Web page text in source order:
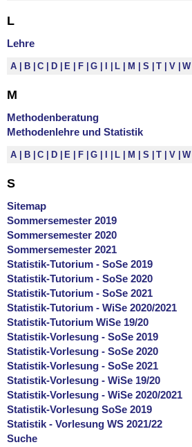
L
Lehre
A B C D E F G I L M S T V W
M
Methodenberatung
Methodenlehre und Statistik
A B C D E F G L M S T V W
S
Sitemap
Sommersemester 2019
Sommersemester 2020
Sommersemester 2021
Statistik-Tutorium - SoSe 2019
Statistik-Tutorium - SoSe 2020
Statistik-Tutorium - SoSe 2021
Statistik-Tutorium - WiSe 2020/2021
Statistik-Tutorium WiSe 19/20
Statistik-Vorlesung - SoSe 2019
Statistik-Vorlesung - SoSe 2020
Statistik-Vorlesung - SoSe 2021
Statistik-Vorlesung - WiSe 19/20
Statistik-Vorlesung - WiSe 2020/2021
Statistik-Vorlesung SoSe 2019
Statistik - Vorlesung WS 2021/22
Suche